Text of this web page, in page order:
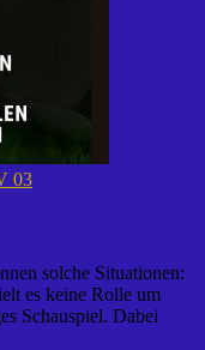
03
solche Situationen:
es keine Rolle um
Schauspiel. Dabei